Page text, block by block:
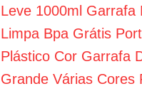
Leve 1000ml Garrafa
Limpa Bpa Grátis
Plástico Cor Garrafa
Grande Várias Cores